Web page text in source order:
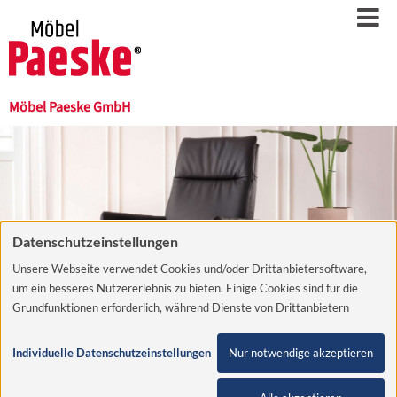
Möbel Paeske GmbH
Datenschutzeinstellungen
Unsere Webseite verwendet Cookies und/oder Drittanbietersoftware,
um ein besseres Nutzererlebnis zu bieten. Einige Cookies sind für die
Grundfunktionen erforderlich, während Dienste von Drittanbietern
Interessen der Nutzer anzuzeigen. Um diese Dienste verwenden zu
Individuelle Datenschutzeinstellungen Nur notwendige akzeptieren